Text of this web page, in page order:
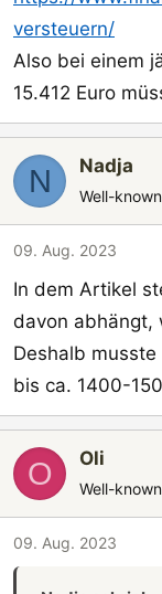
versteuern/
Also bei einem
15.412 Euro
N Nadja
Well-
09. Aug. 2023
In dem Artikel
davon abhängt,
Deshalb
bis ca. 1400-
O Oli
Well-
09. Aug. 2023